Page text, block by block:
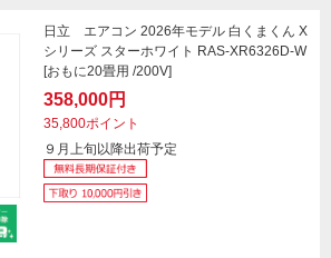
日立 エアコン 2026年モデル 白くまくん X
シリーズ スターホワイト RAS-XR6326D-W
[おもに20畳用 /200V]
358,000円
35,800ポイント
９月上旬以降出荷予定